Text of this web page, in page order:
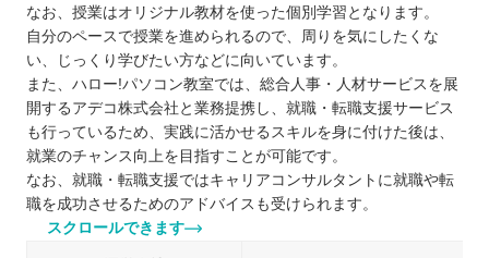
なお、授業はオリジナル教材を使った個別学習となります。
自分のペースで授業を進められるので、周りを気にしたくな
い、じっくり学びたい方などに向いています。
また、ハロー!パソコン教室では、総合人事・人材サービスを展
開するアデコ株式会社と業務提携し、就職・転職支援サービス
も行っているため、実践に活かせるスキルを身に付けた後は、
就業のチャンス向上を目指すことが可能です。
なお、就職・転職支援ではキャリアコンサルタントに就職や転
職を成功させるためのアドバイスも受けられます。
スクロールできます